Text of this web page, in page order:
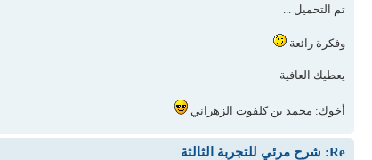
تم التحميل ...
وفكرة رائعة
يعطيك العافية
أخوك: محمد بن كلفوت الزهراني
Re: شرح مرئي للتجربة الثالثة